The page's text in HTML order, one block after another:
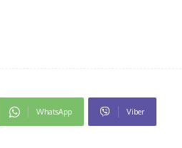
WhatsApp Viber